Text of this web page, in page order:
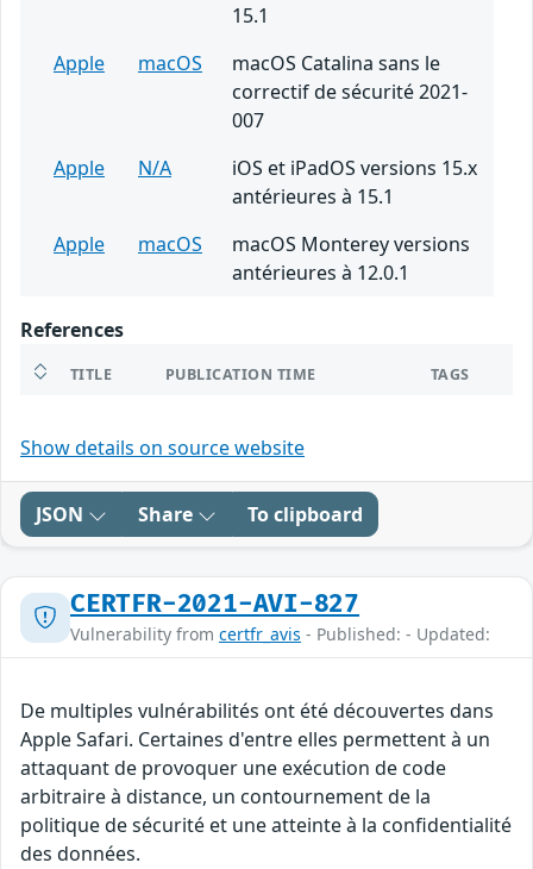
15.1
Apple
macOS
macOS Catalina sans le
correctif de sécurité 2021-
007
Apple
N/A
iOS et iPadOS versions 15.x
antérieures à 15.1
Apple
macOS
macOS Monterey versions
antérieures à 12.0.1
References
TITLE PUBLICATION TIME TAGS
Show details on source website
JSON Share To clipboard
CERTFR-2021-AVI-827
Vulnerability from certfr_avis - Published: - Updated:
De multiples vulnérabilités ont été découvertes dans
Apple Safari. Certaines d'entre elles permettent à un
attaquant de provoquer une exécution de code
arbitraire à distance, un contournement de la
politique de sécurité et une atteinte à la confidentialité
des données.